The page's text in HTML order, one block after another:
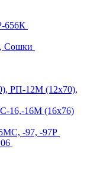
656К
Сошки
РП-12М (12х70),
16,-16М (16х76)
-97, -97Р